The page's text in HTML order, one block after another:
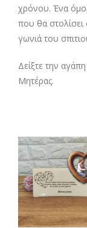
χρόνου. Ένα
που θα
γωνιά του
Δείξτε την
Μητέρας.